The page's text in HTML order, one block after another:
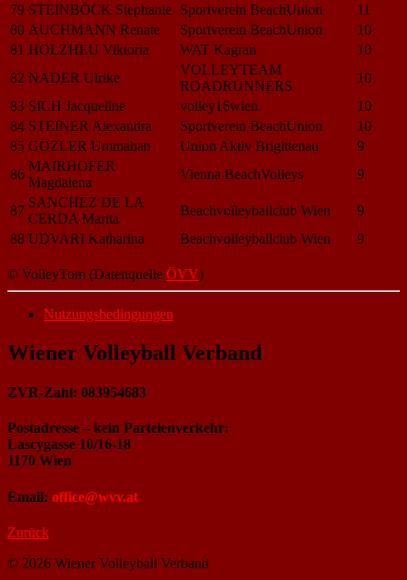
79 STEINBÖCK Stephanie Sportverein BeachUnion
11
80 AUCHMANN Renate Sportverein BeachUnion
10
81 HOLZHEU Viktoria WAT Kagran
10
82 NADER Ulrike
VOLLEYTEAM
ROADRUNNERS
10
83 SICH Jacqueline volley16wien
10
84 STEINER Alexandra Sportverein BeachUnion
10
85 GÖZLER Ummahan Union Aktiv Brigittenau
9
86
MAIRHOFER
Magdalena
Vienna BeachVolleys 9
87
SANCHEZ DE LA
CERDA Marita
Beachvolleyballclub Wien
9
88 UDVARI Katharina Beachvolleyballclub Wien 9
© VolleyTom (Datenquelle ÖVV)
Nutzungsbedingungen
Wiener Volleyball Verband
ZVR-Zahl: 083954683
Postadresse – kein Parteienverkehr:
Lascygasse 10/16-18
1170 Wien
Email: office@wvv.at
Zurück
© 2026 Wiener Volleyball Verband